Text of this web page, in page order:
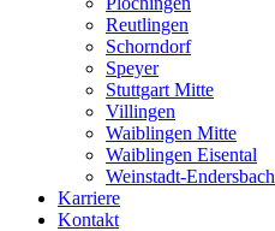
Reutlingen
Schorndorf
Speyer
Stuttgart Mitte
Villingen
Waiblingen Mitte
Waiblingen Eisental
Weinstadt-Endersbach
Karriere
Kontakt